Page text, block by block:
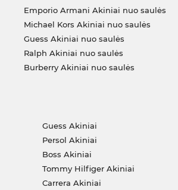
Emporio Armani Akiniai nuo saulės
Michael Kors Akiniai nuo saulės
Guess Akiniai nuo saulės
Ralph Akiniai nuo saulės
Burberry Akiniai nuo saulės
Guess Akiniai
Persol Akiniai
Boss Akiniai
Tommy Hilfiger Akiniai
Carrera Akiniai